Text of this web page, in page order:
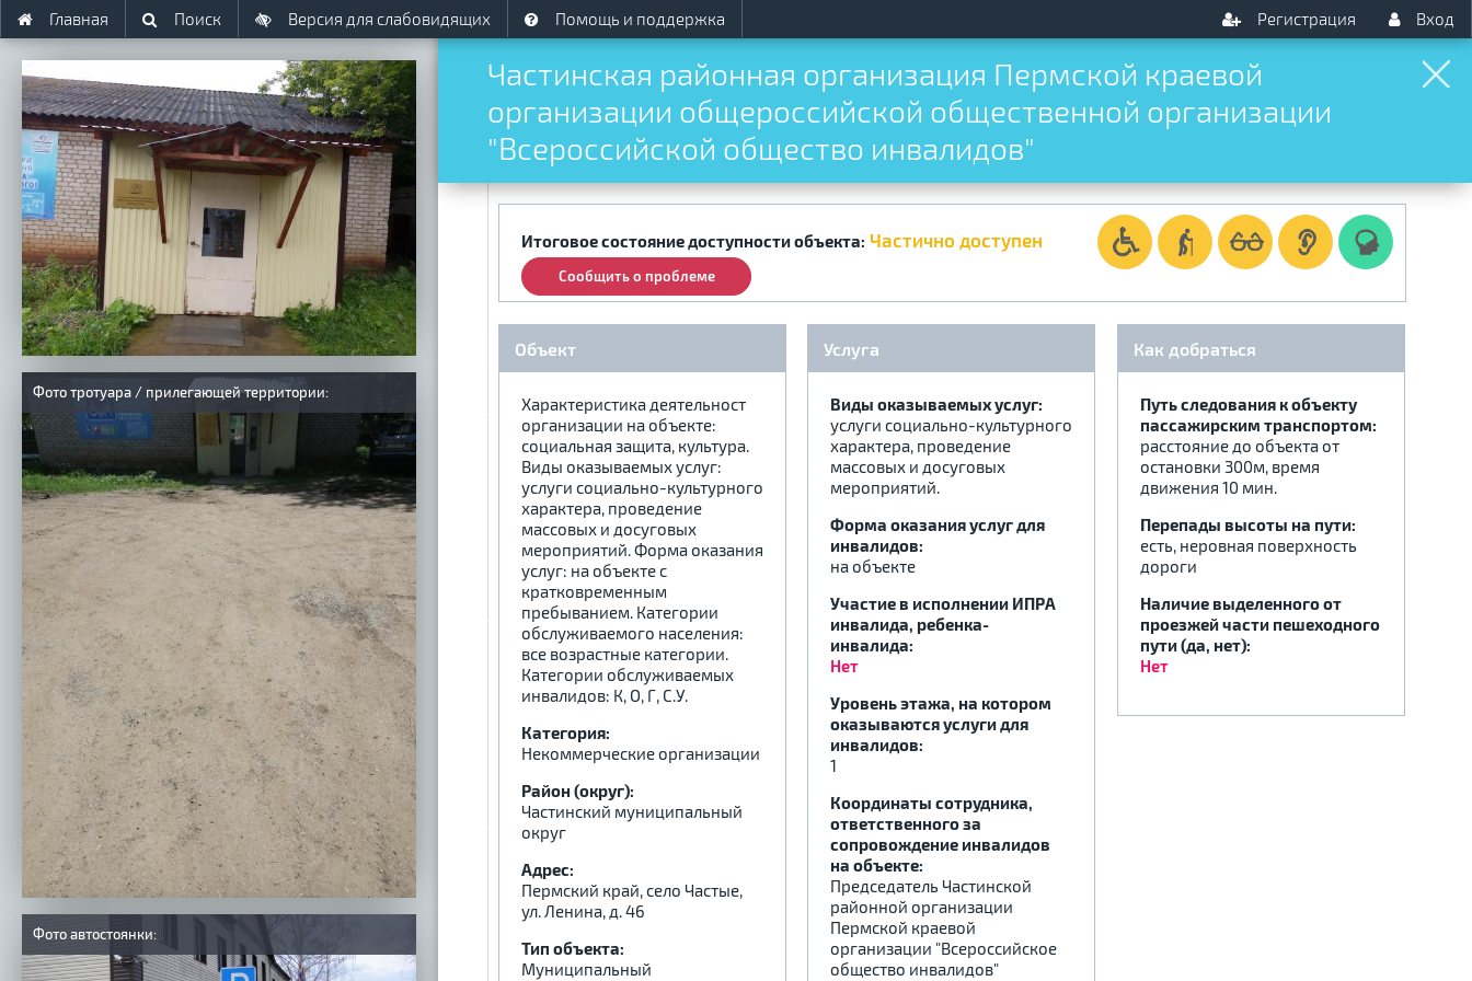
Главная Поиск Версия для слабовидящих Помощь и поддержка Вход
Регистрация
Частинская районная организация Пермской краевой
организации общероссийской общественной организации
"Всероссийской общество инвалидов"
Итоговое состояние доступности объекта: Частично доступен
Сообщить о проблеме
Объект
Характеристика деятельност
организации на объекте:
социальная защита, культура.
Виды оказываемых услуг:
услуги социально-культурного
характера, проведение
массовых и досуговых
мероприятий. Форма оказания
услуг: на объекте с
кратковременным
пребыванием. Категории
обслуживаемого населения:
все возрастные категории.
Категории обслуживаемых
инвалидов: К, О, Г, С.У.
Категория:
Некоммерческие организации
Район (округ):
Частинский муниципальный
округ
Адрес:
Пермский край, село Частые,
ул. Ленина, д. 46
Тип объекта:
Муниципальный
Услуга
Виды оказываемых услуг:
услуги социально-культурного
характера, проведение
массовых и досуговых
мероприятий.
Форма оказания услуг для
инвалидов:
на объекте
Участие в исполнении ИПРА
инвалида, ребенка-
инвалида:
Нет
Уровень этажа, на котором
оказываются услуги для
инвалидов:
1
Координаты сотрудника,
ответственного за
сопровождение инвалидов
на объекте:
Председатель Частинской
районной организации
Пермской краевой
организации "Всероссийское
общество инвалидов"
Как добраться
Путь следования к объекту
пассажирским транспортом:
расстояние до объекта от
остановки 300м, время
движения 10 мин.
Перепады высоты на пути:
есть, неровная поверхность
дороги
Наличие выделенного от
проезжей части пешеходного
пути (да, нет):
Нет
Фото тротуара / прилегающей территории:
Фото автостоянки: